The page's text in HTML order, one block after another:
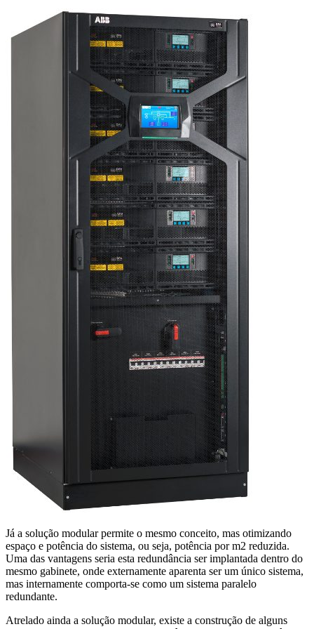
Já a solução modular permite o mesmo conceito, mas otimizando
espaço e potência do sistema, ou seja, potência por m2 reduzida.
Uma das vantagens seria esta redundância ser implantada dentro do
mesmo gabinete, onde externamente aparenta ser um único sistema,
mas internamente comporta-se como um sistema paralelo
redundante.
Atrelado ainda a solução modular, existe a construção de alguns